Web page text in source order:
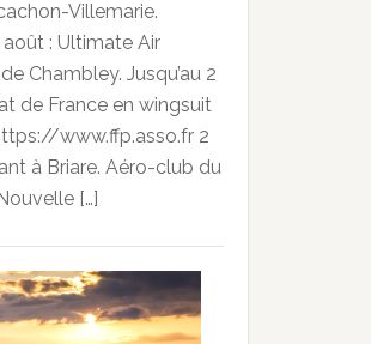
Villemarie.
août : Ultimate Air
Chambley. Jusqu’au 2
de France en wingsuit
www.ffp.asso.fr 2
à Briare. Aéro-club du
[…]